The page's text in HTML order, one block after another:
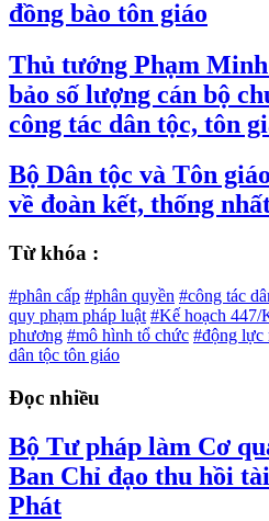
đồng bào tôn giáo
Thủ tướng Phạm
bảo số lượng cán bộ
công tác dân tộc, tôn
Bộ Dân tộc và Tôn
về đoàn kết, thống
Từ khóa :
#phân cấp #phân quyền #công tác
quy phạm pháp luật #Kế hoạch 447/
phương #mô hình tổ chức #động lực
dân tộc tôn giáo
Đọc nhiều
Bộ Tư pháp làm Cơ
Ban Chỉ đạo thu hồi
Phát